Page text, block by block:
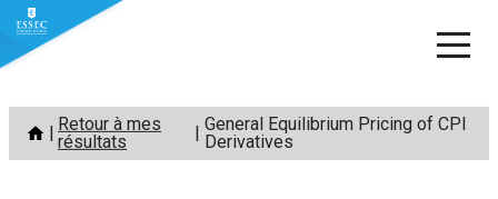
Aller
contenu
Retour à mes
résultats
General Equilibrium Pricing of CPI
Derivatives